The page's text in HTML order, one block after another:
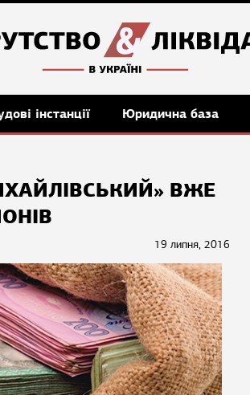
інстанції Юридична база
ВЖЕ
19 липня, 2016